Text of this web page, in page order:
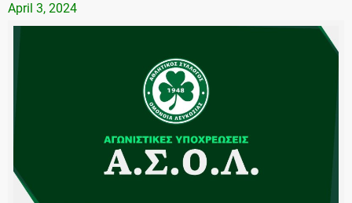
April 3, 2024